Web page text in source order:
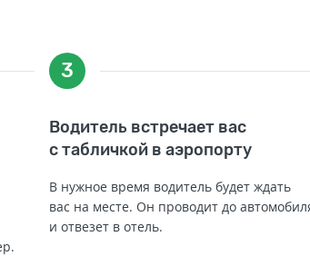
3
Водитель встречает вас
с табличкой в аэропорту
В нужное время водитель будет ждать
вас на месте. Он проводит до
и отвезет в отель.